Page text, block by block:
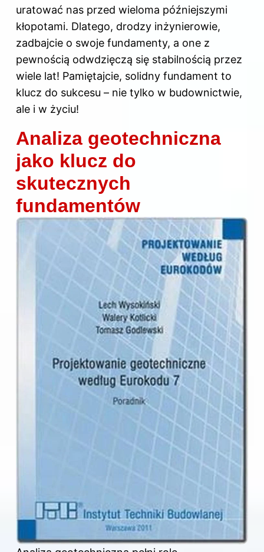
uratować nas przed wieloma późniejszymi
kłopotami. Dlatego, drodzy inżynierowie,
zadbajcie o swoje fundamenty, a one z
pewnością odwdzięczą się stabilnością przez
wiele lat! Pamiętajcie, solidny fundament to
klucz do sukcesu – nie tylko w budownictwie,
ale i w życiu!
Analiza geotechniczna
jako klucz do
skutecznych
fundamentów